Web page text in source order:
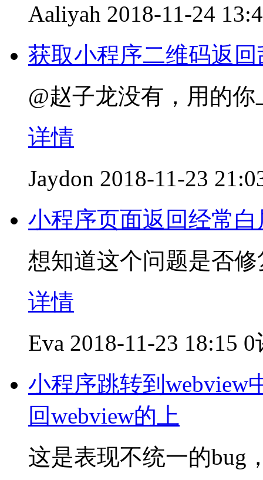
Aaliyah 2018-11-24
获取小程序二维码返回
@赵子龙没有，用的
详情
Jaydon 2018-11-23
小程序页面返回经常白
想知道这个问题是否
详情
Eva 2018-11-23 18:15 0
小程序跳转到webview
回webview的上
这是表现不统一的bug